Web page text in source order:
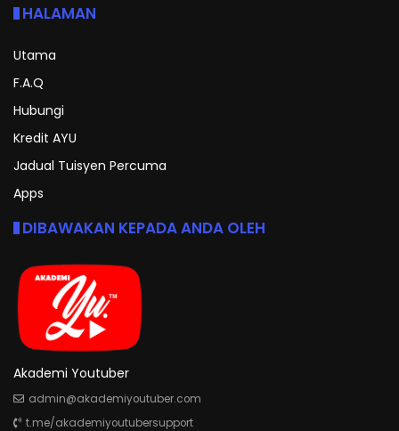
HALAMAN
Utama
F.A.Q
Hubungi
Kredit AYU
Jadual Tuisyen Percuma
Apps
DIBAWAKAN KEPADA ANDA OLEH
Akademi Youtuber
admin@akademiyoutuber.com
t.me/akademiyoutubersupport